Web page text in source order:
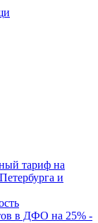
тариф на
и
в ДФО на 25% -